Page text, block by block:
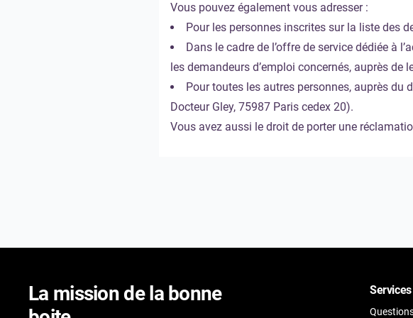
Vous pouvez également vous adresser :
Pour les personnes inscrites sur la liste des
Dans le cadre de l’offre de service dédiée à
les demandeurs d’emploi concernés, auprès de
Pour toutes les autres personnes, auprès du
Docteur Gley, 75987 Paris cedex 20).
Vous avez aussi le droit de porter une
La mission de la bonne
Services